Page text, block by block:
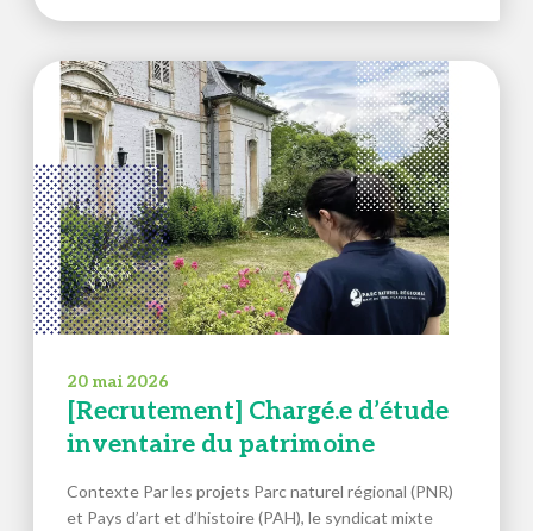
20 mai 2026
[Recrutement] Chargé.e d’étude
inventaire du patrimoine
Contexte Par les projets Parc naturel régional (PNR)
et Pays d’art et d’histoire (PAH), le syndicat mixte